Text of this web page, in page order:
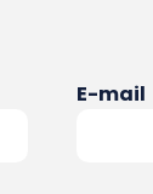
E-mail